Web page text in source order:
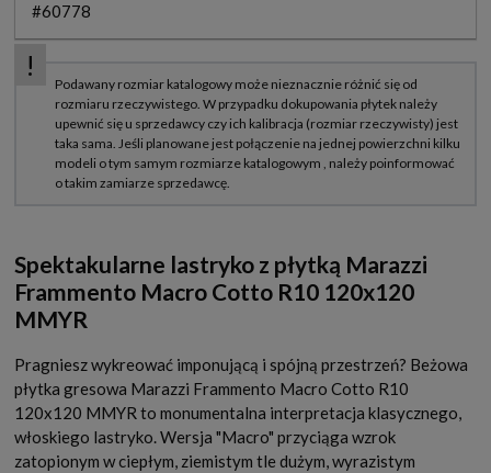
#60778
Spektakularne lastryko z płytką Marazzi
Frammento Macro Cotto R10 120x120
MMYR
Pragniesz wykreować imponującą i spójną przestrzeń? Beżowa
płytka gresowa Marazzi Frammento Macro Cotto R10
120x120 MMYR to monumentalna interpretacja klasycznego,
włoskiego lastryko. Wersja "Macro" przyciąga wzrok
zatopionym w ciepłym, ziemistym tle dużym, wyrazistym